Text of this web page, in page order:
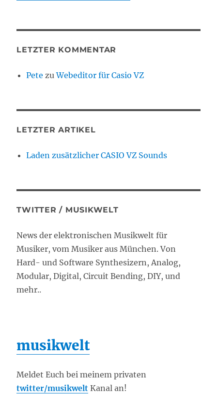
LETZTER KOMMENTAR
Pete zuWebeditor für Casio VZ
LETZTER ARTIKEL
Laden zusätzlicher CASIO VZ Sounds
TWITTER / MUSIKWELT
News der elektronischen Musikwelt für
Musiker, vom Musiker aus München. Von
Hard- und Software Synthesizern, Analog,
Modular, Digital, Circuit Bending, DIY, und
mehr..
musikwelt
Meldet Euch bei meinem privaten
twitter/musikwelt Kanal an!